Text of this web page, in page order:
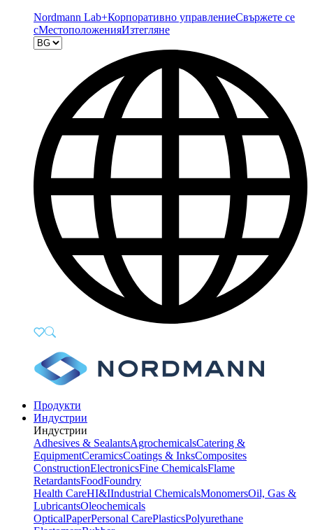
Nordmann Lab+Корпоративно управлениеСвържете се
сМестоположенияИзтегляне
Продукти
Индустрии
Индустрии
Adhesives & SealantsAgrochemicalsCatering &
EquipmentCeramicsCoatings & InksComposites
ConstructionElectronicsFine ChemicalsFlame
RetardantsFoodFoundry
Health CareHI&IIndustrial ChemicalsMonomersOil, Gas &
LubricantsOleochemicals
OpticalPaperPersonal CarePlasticsPolyurethane